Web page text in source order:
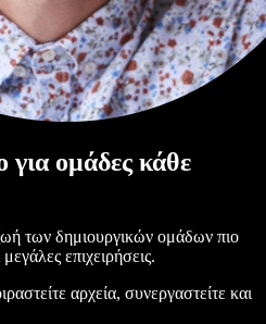
ομάδες κάθε
των δημιουργικών ομάδων πιο
επιχειρήσεις.
αρχεία, συνεργαστείτε και